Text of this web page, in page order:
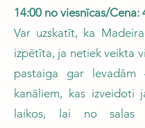
14:00 no viesnīcas/Cena:
Var uzskatīt, ka
izpētīta, ja netiek veikta
pastaiga gar levadām
kanāliem, kas izveidoti
laikos, lai no salas